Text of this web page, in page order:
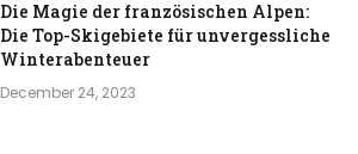
Die Magie der französischen Alpen:
Die Top-Skigebiete für unvergessliche
Winterabenteuer
December 24, 2023